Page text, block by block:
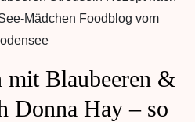
mit Blaubeeren &
Donna Hay – so